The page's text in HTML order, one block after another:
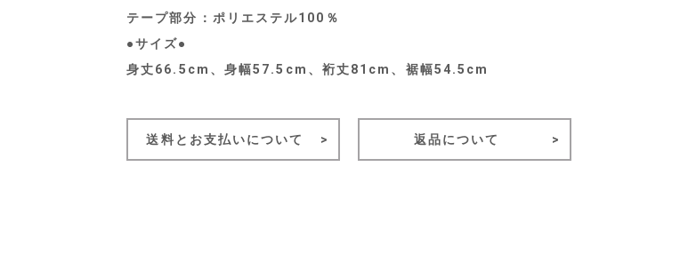
テープ部分：ポリエステル100％
●サイズ●
身丈66.5cm、身幅57.5cm、裄丈81cm、裾幅54.5cm
送料とお支払いについて 返品について